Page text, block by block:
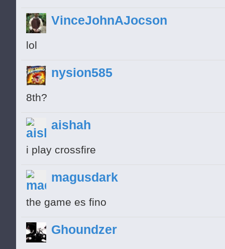
VinceJohnAJocson
lol
nysion585
8th?
aishah
i play crossfire
magusdark
the game es fino
Ghoundzer